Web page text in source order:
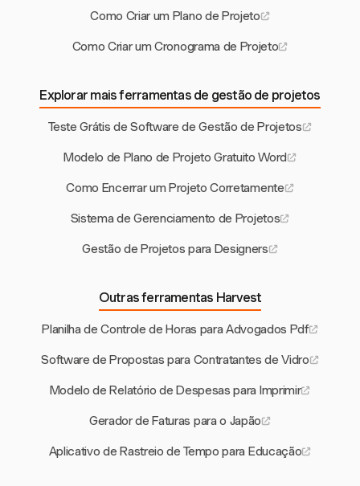
Como Criar um Plano de Projeto
Como Criar um Cronograma de Projeto
Explorar mais ferramentas de gestão de projetos
Teste Grátis de Software de Gestão de Projetos
Modelo de Plano de Projeto Gratuito Word
Como Encerrar um Projeto Corretamente
Sistema de Gerenciamento de Projetos
Gestão de Projetos para Designers
Outras ferramentas Harvest
Planilha de Controle de Horas para Advogados Pdf
Software de Propostas para Contratantes de Vidro
Modelo de Relatório de Despesas para Imprimir
Gerador de Faturas para o Japão
Aplicativo de Rastreio de Tempo para Educação